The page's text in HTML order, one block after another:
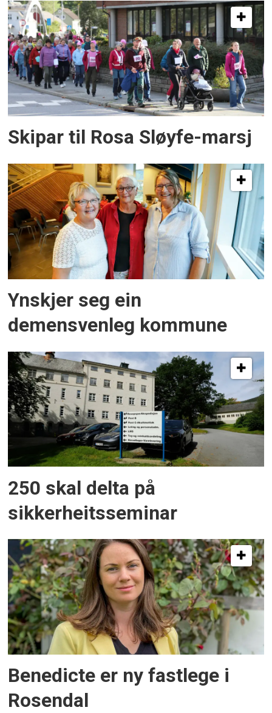
Skipar til Rosa Sløyfe-marsj
Ynskjer seg ein
demensvenleg kommune
250 skal delta på
sikkerheitsseminar
Benedicte er ny fastlege i
Rosendal